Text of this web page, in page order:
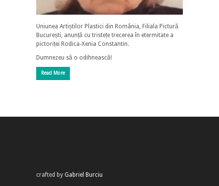
Uniunea Artiștilor Plastici din România, Filiala Pictură
București, anunță cu tristețe trecerea în etermitate a
pictoriței Rodica-Xenia Constantin.
Dumnezeu să o odihnească!
Read More
crafted by Gabriel Burciu